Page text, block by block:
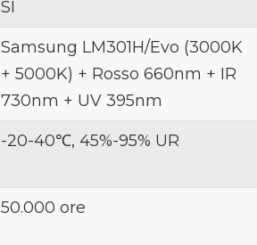
SÌ
Samsung LM301H/Evo (3000K
+ 5000K) + Rosso 660nm + IR
730nm + UV 395nm
-20-40℃, 45%-95% UR
50.000 ore